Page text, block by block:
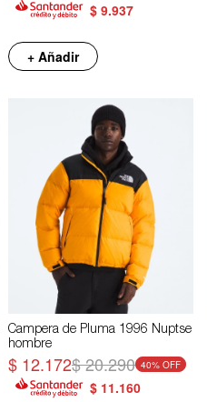
$ 9.937
+ Añadir
Campera de Pluma 1996 Nuptse
hombre
$ 12.172$20.290 40
$ 11.160